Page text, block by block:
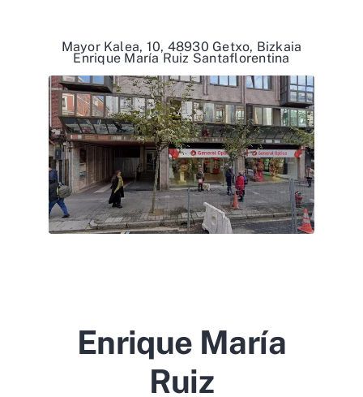
Enrique María Ruiz Santaflorentina
Mayor Kalea, 10, 48930 Getxo, Bizkaia
Enrique María
Ruiz